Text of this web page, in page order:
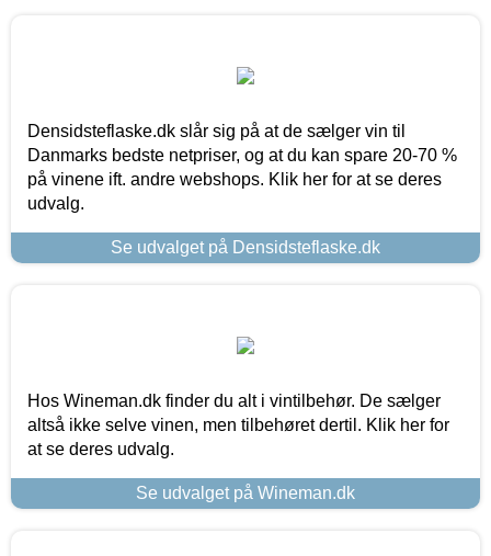
Densidsteflaske.dk slår sig på at de sælger vin til
Danmarks bedste netpriser, og at du kan spare 20-70 %
på vinene ift. andre webshops. Klik her for at se deres
udvalg.
Se udvalget på Densidsteflaske.dk
Hos Wineman.dk finder du alt i vintilbehør. De sælger
altså ikke selve vinen, men tilbehøret dertil. Klik her for
at se deres udvalg.
Se udvalget på Wineman.dk